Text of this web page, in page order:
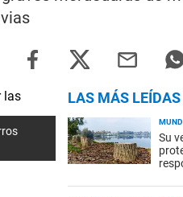
LAS MÁS LEÍDAS
Su